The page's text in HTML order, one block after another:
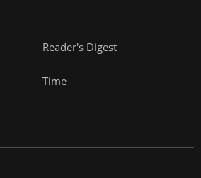
Reader's Digest
Time